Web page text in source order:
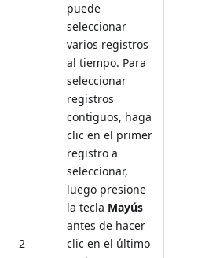
2
puede
seleccionar
varios registros
al tiempo. Para
seleccionar
registros
contiguos, haga
clic en el primer
registro a
seleccionar,
luego presione
la tecla Mayús
antes de hacer
clic en el último